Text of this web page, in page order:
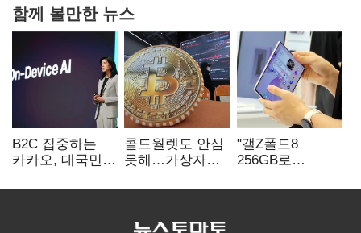
함께 볼만한 뉴스
B2C 집중하는
카카오, 대국민
AI' 사활
콜드월렛도 안심
못해…가상자산
'보안 시험대'
"갤Z폴드8
256GB로
추가"